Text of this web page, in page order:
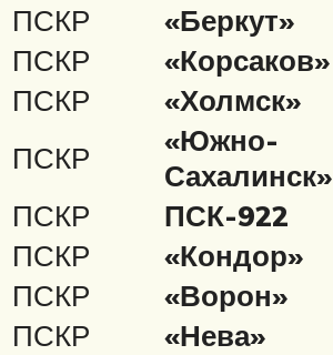
ПСКР
«Беркут»
ПСКР
«Корсаков»
ПСКР
«Холмск»
ПСКР
«Южно-
Сахалинск»
ПСКР
ПСК-922
ПСКР
«Кондор»
ПСКР
«Ворон»
ПСКР
«Нева»